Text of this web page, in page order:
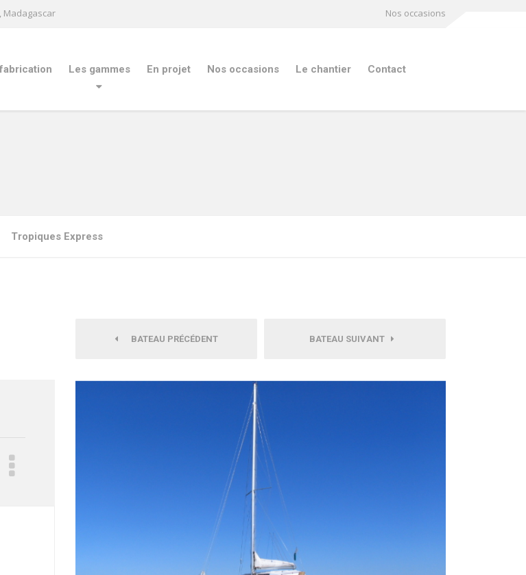
Madagascar Nos occasions
Les gammes En projet Nos occasions Le chantier Contact
Tropiques Express
BATEAU PRÉCÉDENT BATEAU SUIVANT